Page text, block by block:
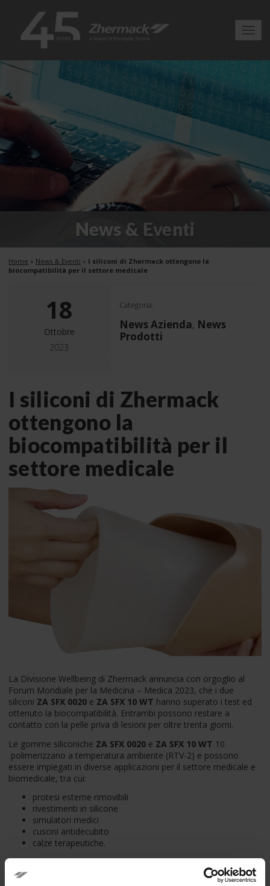
News & Eventi
Home » News & Eventi » I siliconi di Zhermack ottengono la
biocompatibilità per il settore medicale
18
Ottobre
2023
Categoria:
News Azienda, News
Prodotti
I siliconi di Zhermack
ottengono la
biocompatibilità per il
settore medicale
La Divisione Wellbeing di Zhermack annuncia con orgoglio al
Forum Mondiale per la Medicina – Medica 2023, che i due
siliconi ZA SFX 0020 e ZA SFX 10 WT hanno superato i test ed
ottenuto la biocompatibilità. Entrambi possono restare a
contatto con la pelle priva di lesioni per oltre trenta giorni.
Le gomme siliconiche ZA SFX 0020 e ZA SFX 10 WT 10
polimerizzano a temperatura ambiente (RTV-2) e possono
essere impiegati in diverse applicazioni per il settore medicale e
biomedicale, tra cui:
protesi esterne rimovibili
rivestimenti in silicone
simulatori medici
cuscini antidecubito
calze terapeutiche.
ZA SFX 0020eZA SFX 10 WT 10sono testati secondo la
normativa ISO 10993-1, che ne certifica l’affidabilità.